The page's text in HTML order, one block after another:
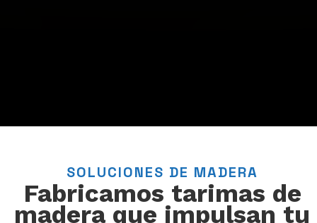
SOLUCIONES DE MADERA
Fabricamos tarimas de
madera que impulsan tu